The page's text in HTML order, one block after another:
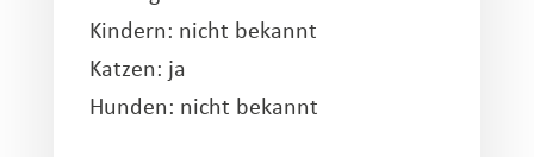
Kindern: nicht bekannt
Katzen: ja
Hunden: nicht bekannt